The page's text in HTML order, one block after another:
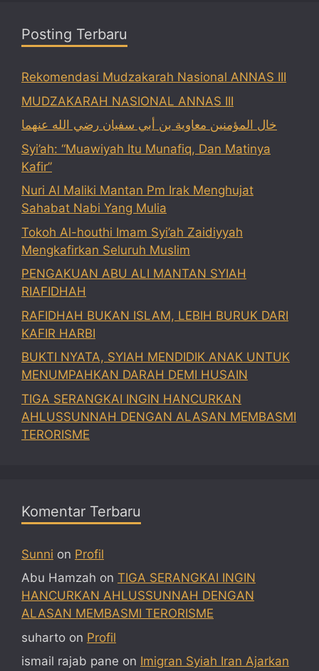
Posting Terbaru
Rekomendasi Mudzakarah Nasional ANNAS III
MUDZAKARAH NASIONAL ANNAS III
خال المؤمنين معاوية بن أبي سفيان رضي الله عنهما
Syi’ah: “Muawiyah Itu Munafiq, Dan Matinya
Kafir”
Nuri Al Maliki Mantan Pm Irak Menghujat
Sahabat Nabi Yang Mulia
Tokoh Al-houthi Imam Syi’ah Zaidiyyah
Mengkafirkan Seluruh Muslim
PENGAKUAN ABU ALI MANTAN SYIAH
RIAFIDHAH
RAFIDHAH BUKAN ISLAM, LEBIH BURUK DARI
KAFIR HARBI
BUKTI NYATA, SYIAH MENDIDIK ANAK UNTUK
MENUMPAHKAN DARAH DEMI HUSAIN
TIGA SERANGKAI INGIN HANCURKAN
AHLUSSUNNAH DENGAN ALASAN MEMBASMI
TERORISME
Komentar Terbaru
Sunni on Profil
Abu Hamzah on TIGA SERANGKAI INGIN
HANCURKAN AHLUSSUNNAH DENGAN
ALASAN MEMBASMI TERORISME
suharto on Profil
ismail rajab pane on Imigran Syiah Iran Ajarkan